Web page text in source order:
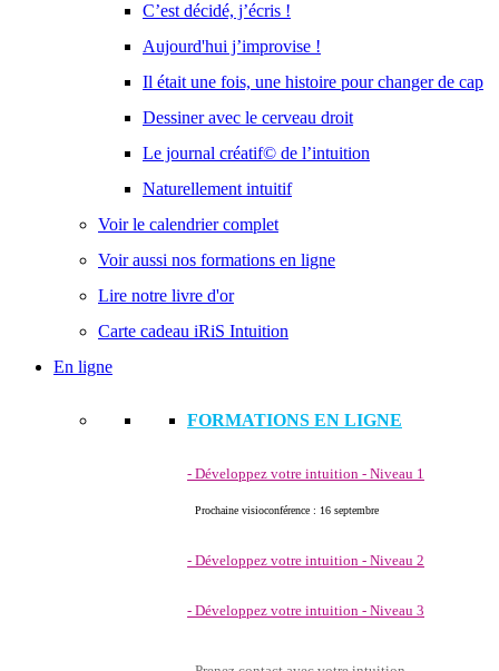
C’est décidé, j’écris !
Aujourd'hui j’improvise !
Il était une fois, une histoire pour changer de cap
Dessiner avec le cerveau droit
Le journal créatif© de l’intuition
Naturellement intuitif
Voir le calendrier complet
Voir aussi nos formations en ligne
Lire notre livre d'or
Carte cadeau iRiS Intuition
En ligne
FORMATIONS EN LIGNE
- Développez votre intuition - Niveau 1
Prochaine visioconférence : 16 septembre
- Développez votre intuition - Niveau 2
- Développez votre intuition - Niveau 3